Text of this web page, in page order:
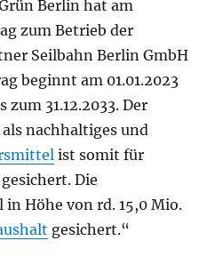
Berlin hat am
zum Betrieb der
Seilbahn Berlin GmbH
beginnt am 01.01.2023
31.12.2033. Der
nachhaltiges und
ist somit für
Die
Höhe von rd. 15,0 Mio.
gesichert.“